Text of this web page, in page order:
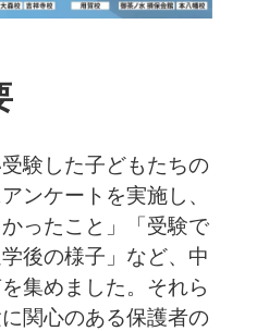
験した子どもたちの
ンケートを実施し、
ったこと」「受験で
後の様子」など、中
集めました。それら
関心のある保護者の